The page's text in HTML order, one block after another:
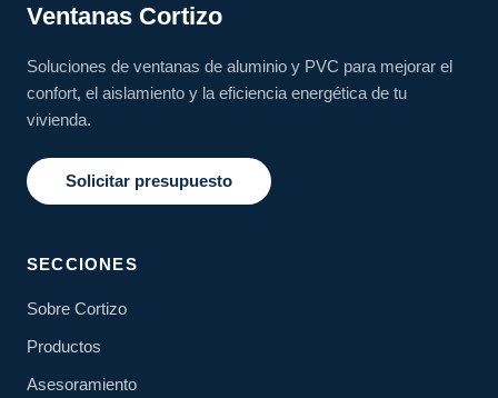
Ventanas Cortizo
Soluciones de ventanas de aluminio y PVC para mejorar el
confort, el aislamiento y la eficiencia energética de tu
vivienda.
Solicitar presupuesto
SECCIONES
Sobre Cortizo
Productos
Asesoramiento